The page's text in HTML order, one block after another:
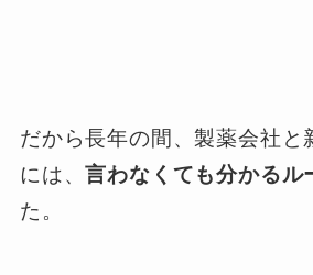
だから長年の間、製薬会社と
には、言わなくても分かるル
た。